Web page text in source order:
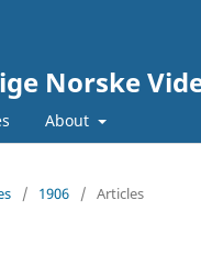
Norske
About
/ 1906 / Articles